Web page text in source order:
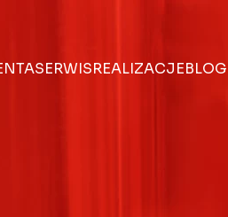
SERWISREALIZACJEBLOG